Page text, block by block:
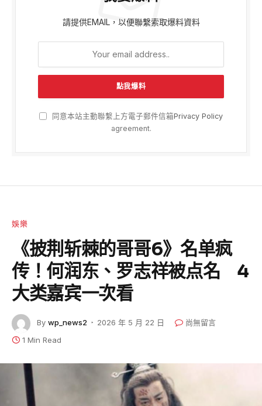
請提供EMAIL，以便聯繫索取爆料資料
同意本站主動聯繫上方電子郵件信箱Privacy Policy
agreement.
娛樂
《披荆斩棘的哥哥6》名单疯
传！何润东、罗志祥被点名 4
大类嘉宾一次看
By wp_news2 2026 年 5 月 22 日
尚無留言
1 Min Read